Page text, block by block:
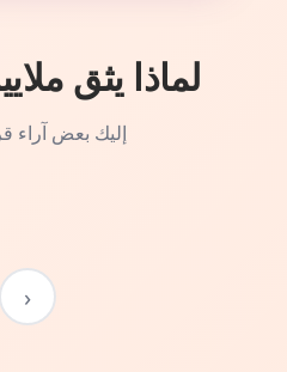
لماذا يثق
إليك بعض آراء
‹